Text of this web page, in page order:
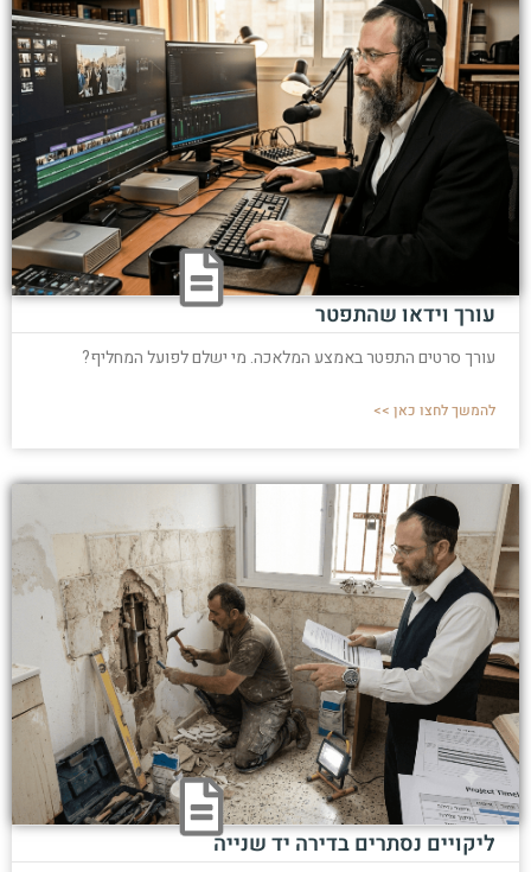
עורך וידאו שהתפטר
עורך סרטים התפטר באמצע המלאכה. מי ישלם לפועל המחליף?
להמשך לחצו כאן >>
ליקויים נסתרים בדירה יד שנייה